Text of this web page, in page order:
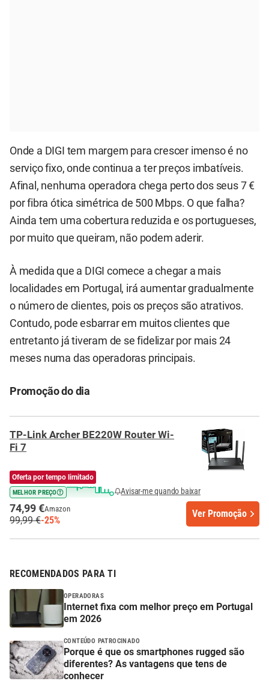
Onde a DIGI tem margem para crescer imenso é no
serviço fixo, onde continua a ter preços imbatíveis.
Afinal, nenhuma operadora chega perto dos seus 7 €
por fibra ótica simétrica de 500 Mbps. O que falha?
Ainda tem uma cobertura reduzida e os portugueses,
por muito que queiram, não podem aderir.
À medida que a DIGI comece a chegar a mais
localidades em Portugal, irá aumentar gradualmente
o número de clientes, pois os preços são atrativos.
Contudo, pode esbarrar em muitos clientes que
entretanto já tiveram de se fidelizar por mais 24
meses numa das operadoras principais.
Promoção do dia
TP-Link Archer BE220W Router Wi-
Fi 7
Oferta por tempo limitado
MELHOR PREÇO Avisar-me quando baixar
74,99 €Amazon
99,99 €-25%
Ver Promoção
RECOMENDADOS PARA TI
OPERADORAS
Internet fixa com melhor preço em Portugal
em 2026
CONTEÚDO PATROCINADO
Porque é que os smartphones rugged são
diferentes? As vantagens que tens de
conhecer